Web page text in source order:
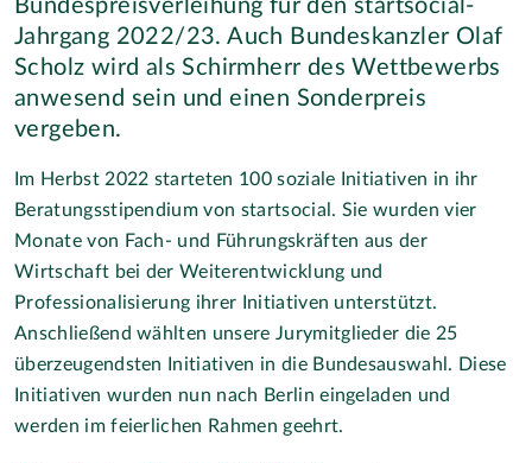
Bundespreisverleihung für den startsocial-
Jahrgang 2022/23. Auch Bundeskanzler Olaf
Scholz wird als Schirmherr des Wettbewerbs
anwesend sein und einen Sonderpreis
vergeben.
Im Herbst 2022 starteten 100 soziale Initiativen in ihr
Beratungsstipendium von startsocial. Sie wurden vier
Monate von Fach- und Führungskräften aus der
Wirtschaft bei der Weiterentwicklung und
Professionalisierung ihrer Initiativen unterstützt.
Anschließend wählten unsere Jurymitglieder die 25
überzeugendsten Initiativen in die Bundesauswahl. Diese
Initiativen wurden nun nach Berlin eingeladen und
werden im feierlichen Rahmen geehrt.